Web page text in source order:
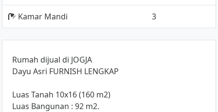
Kamar Mandi 3
Rumah dijual di JOGJA
Dayu Asri FURNISH LENGKAP
Luas Tanah 10x16 (160 m2)
Luas Bangunan : 92 m2.